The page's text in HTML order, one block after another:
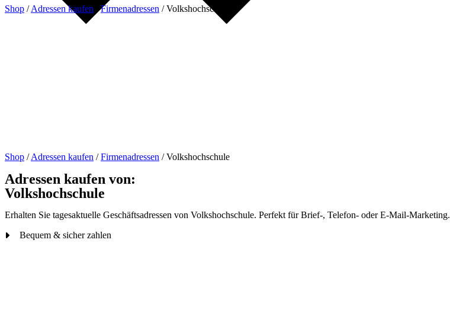
Shop /Adressen kaufen /Firmenadressen /Volkshochschule
Shop /Adressen kaufen /Firmenadressen /Volkshochschule
Adressen kaufen von:
Volkshochschule
Erhalten Sie tagesaktuelle Geschäftsadressen von Volkshochschule. Perfekt für Brief-, Telefon- oder E-Mail-Marketing.
Bequem & sicher zahlen